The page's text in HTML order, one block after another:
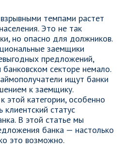
темпами растет
Это не так
но опасно для должников.
заемщики
предложений,
секторе немало.
ищут банки
к заемщику.
этой категории, особенно
клиентский статус
В этой статье мы
банка — настолько
это возможно.